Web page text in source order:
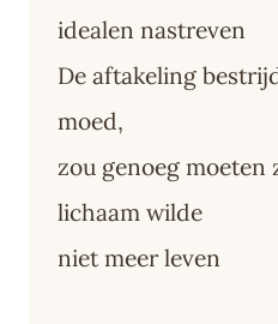
idealen nastreven
De aftakeling
moed,
zou genoeg moeten
lichaam wilde
niet meer leven